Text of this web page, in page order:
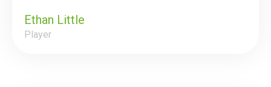
Ethan Little
Player